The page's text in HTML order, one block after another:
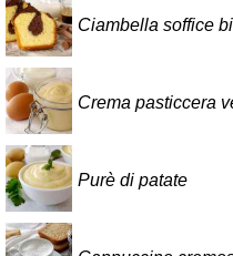
Ciambella soffice
Crema pasticcera
Purè di patate